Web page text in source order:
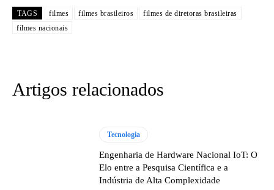
TAGS filmes filmes brasileiros
filmes de diretoras brasileiras
filmes nacionais
Artigos relacionados
Tecnologia
Engenharia de Hardware Nacional IoT: O
Elo entre a Pesquisa Científica e a
Indústria de Alta Complexidade